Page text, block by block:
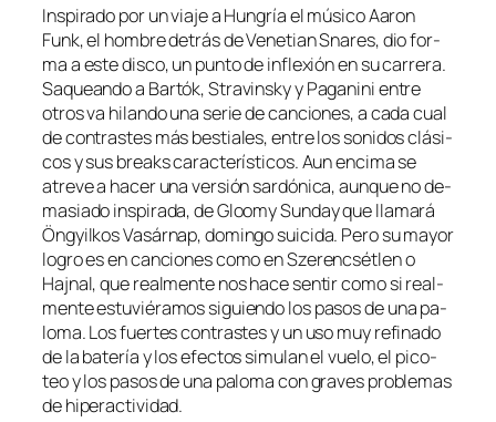
Inspirado por un via­je a Hungría el mú­si­co Aaron
Funk, el hom­bre de­trás de Venetian Snares, dio for­
ma a es­te dis­co, un pun­to de in­fle­xión en su ca­rre­ra.
Saqueando a Bartók, Stravinsky y Paganini en­tre
otros va hi­lan­do una se­rie de can­cio­nes, a ca­da cual
de con­tras­tes más bes­tia­les, en­tre los so­ni­dos clá­si­
cos y sus breaks ca­rac­te­rís­ti­cos. Aun en­ci­ma se
atre­ve a ha­cer una ver­sión sar­dó­ni­ca, aun­que no de­
ma­sia­do ins­pi­ra­da, de Gloomy Sunday que lla­ma­rá
Öngyilkos Vasárnap, do­min­go sui­ci­da. Pero su ma­yor
lo­gro es en can­cio­nes co­mo en Szerencsétlen o
Hajnal, que real­men­te nos ha­ce sen­tir co­mo si real­
men­te es­tu­vié­ra­mos si­guien­do los pa­sos de una pa­
lo­ma. Los fuer­tes con­tras­tes y un uso muy re­fi­na­do
de la ba­te­ría y los efec­tos si­mu­lan el vue­lo, el pi­co­
teo y los pa­sos de una pa­lo­ma con gra­ves pro­ble­mas
de hiperactividad.